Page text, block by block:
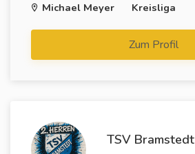
Michael Meyer
Kreisliga
Zum Profil
TSV Bramstedt